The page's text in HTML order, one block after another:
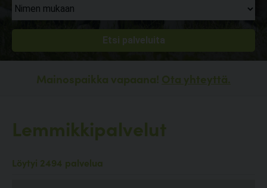
Mainospaikka vapaana! Ota yhteyttä.
Lemmikkipalvelut
Löytyi 2494 palvelua